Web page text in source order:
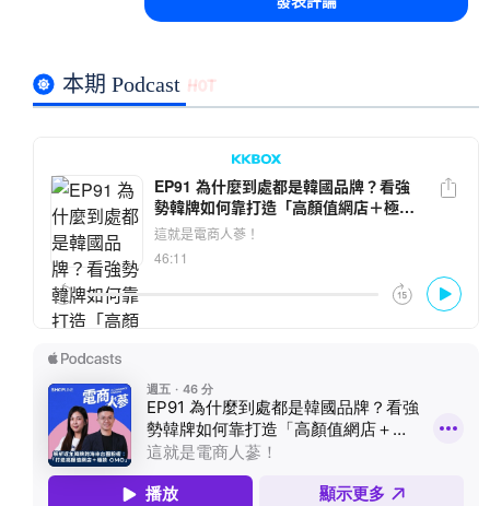
本期 Podcast